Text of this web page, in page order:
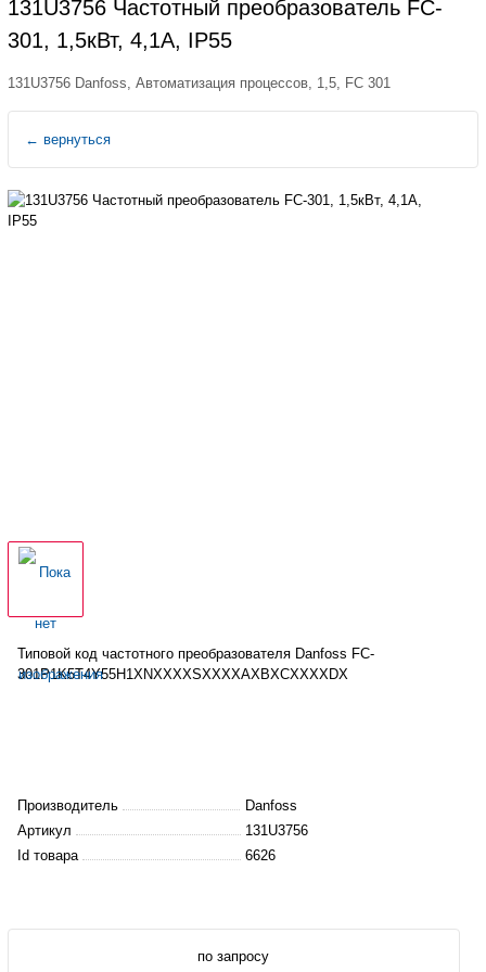
131U3756 Частотный преобразователь FC-
301, 1,5кВт, 4,1А, IP55
131U3756 Danfoss, Автоматизация процессов, 1,5, FC 301
← вернуться
Типовой код частотногопреобразователя Danfoss FC-
301P1K5T4Y55H1XNXXXXSXXXXAXBXCXXXXDX
Производитель
Danfoss
Артикул
131U3756
Id товара
6626
по запросу